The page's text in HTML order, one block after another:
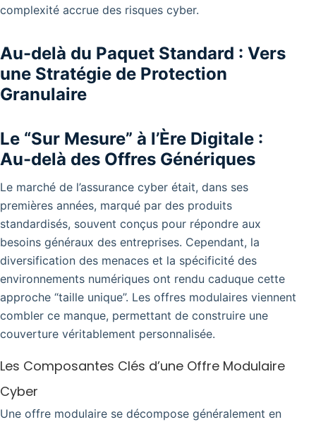
complexité accrue des risques cyber.
Au-delà du Paquet Standard : Vers
une Stratégie de Protection
Granulaire
Le “Sur Mesure” à l’Ère Digitale :
Au-delà des Offres Génériques
Le marché de l’assurance cyber était, dans ses
premières années, marqué par des produits
standardisés, souvent conçus pour répondre aux
besoins généraux des entreprises. Cependant, la
diversification des menaces et la spécificité des
environnements numériques ont rendu caduque cette
approche “taille unique”. Les offres modulaires viennent
combler ce manque, permettant de construire une
couverture véritablement personnalisée.
Les Composantes Clés d’une Offre Modulaire
Cyber
Une offre modulaire se décompose généralement en